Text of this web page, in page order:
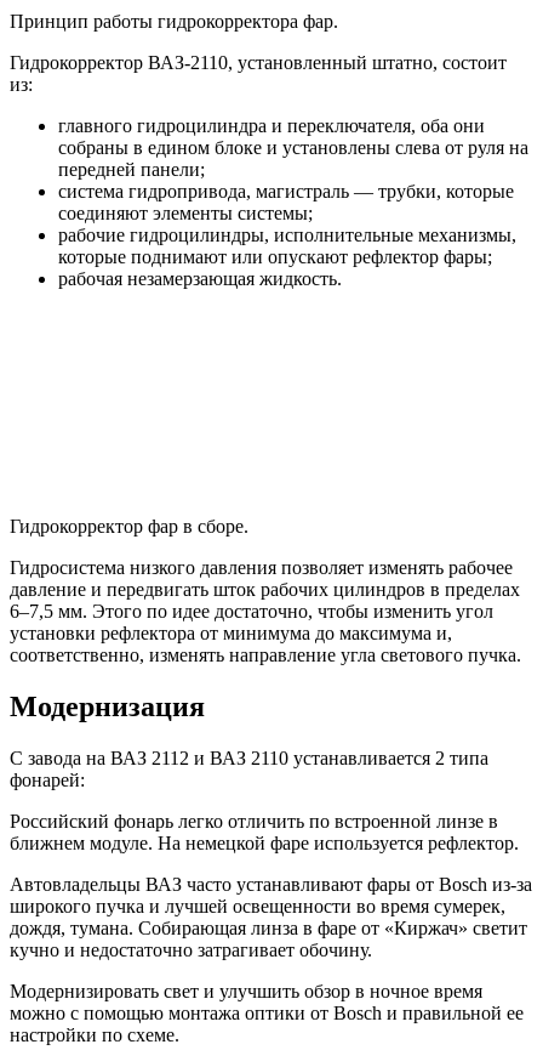
Принцип работы гидрокорректора фар.
Гидрокорректор ВАЗ-2110, установленный штатно, состоит
из:
главного гидроцилиндра и переключателя, оба они
собраны в едином блоке и установлены слева от руля на
передней панели;
система гидропривода, магистраль — трубки, которые
соединяют элементы системы;
рабочие гидроцилиндры, исполнительные механизмы,
которые поднимают или опускают рефлектор фары;
рабочая незамерзающая жидкость.
Гидрокорректор фар в сборе.
Гидросистема низкого давления позволяет изменять рабочее
давление и передвигать шток рабочих цилиндров в пределах
6–7,5 мм. Этого по идее достаточно, чтобы изменить угол
установки рефлектора от минимума до максимума и,
соответственно, изменять направление угла светового пучка.
Модернизация
С завода на ВАЗ 2112 и ВАЗ 2110 устанавливается 2 типа
фонарей:
Российский фонарь легко отличить по встроенной линзе в
ближнем модуле. На немецкой фаре используется рефлектор.
Автовладельцы ВАЗ часто устанавливают фары от Bosch из-за
широкого пучка и лучшей освещенности во время сумерек,
дождя, тумана. Собирающая линза в фаре от «Киржач» светит
кучно и недостаточно затрагивает обочину.
Модернизировать свет и улучшить обзор в ночное время
можно с помощью монтажа оптики от Bosch и правильной ее
настройки по схеме.